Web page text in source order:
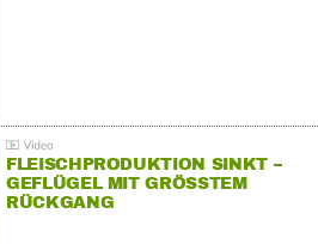
FLEISCHPRODUKTION SINKT –
GEFLÜGEL MIT GRÖSSTEM R
ÜCKGANG